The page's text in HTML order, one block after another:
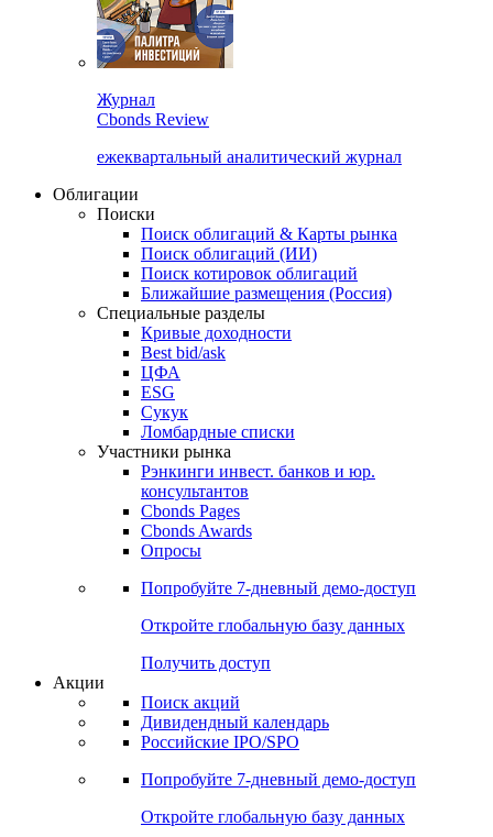
Cbonds Review
ежеквартальный аналитический журнал
Облигации
Поиски
Поиск облигаций & Карты рынка
Поиск облигаций (ИИ)
Поиск котировок облигаций
Ближайшие размещения (Россия)
Специальные разделы
Кривые доходности
Best bid/ask
ЦФА
ESG
Сукук
Ломбардные списки
Участники рынка
Рэнкинги инвест. банков и юр.
Cbonds Pages
Опросы
Попробуйте7-дневный
Откройте глобальную базу данных
Получить доступ
Поиск акций
Российские IPO/SPO